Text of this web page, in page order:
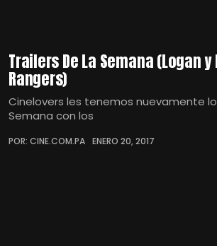
Trailers De La Semana (Logan y
Rangers)
Cinelovers les tenemos nuevamente
Semana con los
POR: CINE.COM.PA ENERO 20, 2017